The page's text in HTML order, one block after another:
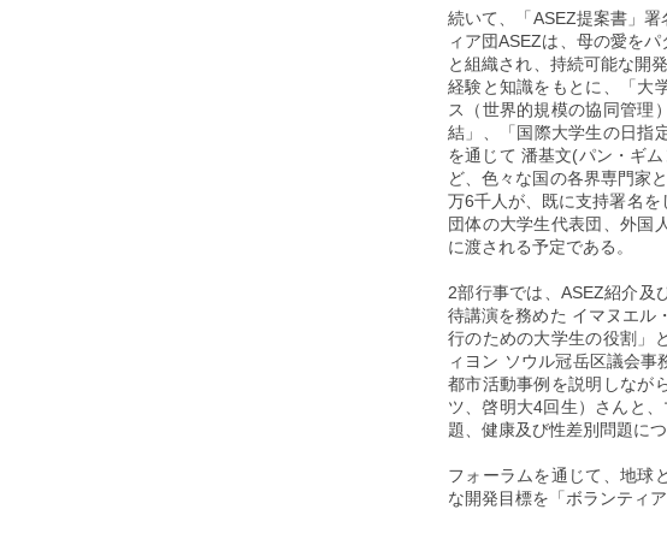
続いて、「ASEZ提案書」
ィア団ASEZは、母の愛を
と組織され、持続可能な開
経験と知識をもとに、「大
ス（世界的規模の協同管理
結」、「国際大学生の日指
を通じて 潘基文(パン・ギ
ど、色々な国の各界専門家
万6千人が、既に支持署名
団体の大学生代表団、外国
に渡される予定である。
2部行事では、ASEZ紹介及
待講演を務めた イマヌエル
行のための大学生の役割」
ィヨン ソウル冠岳区議会
都市活動事例を説明しなが
ツ、啓明大4回生）さんと
題、健康及び性差別問題につ
フォーラムを通じて、地球
な開発目標を「ボランティ